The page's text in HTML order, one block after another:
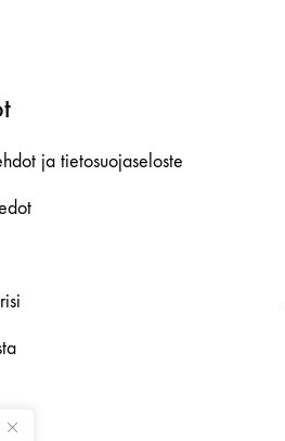
ja tietosuojaseloste